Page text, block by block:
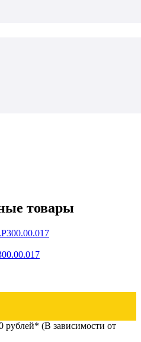
товары
рублей* (В зависимости от